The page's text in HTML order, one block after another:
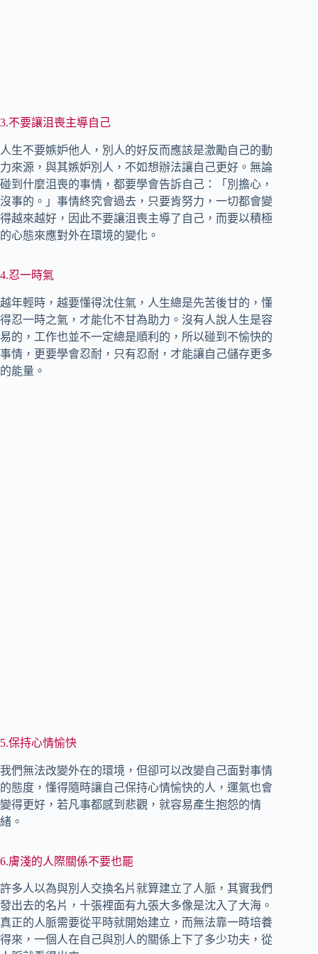
3.不要讓沮喪主導自己
人生不要嫉妒他人，別人的好反而應該是激勵自己的動
力來源，與其嫉妒別人，不如想辦法讓自己更好。無論
碰到什麼沮喪的事情，都要學會告訴自己：「別擔心，
沒事的。」事情終究會過去，只要肯努力，一切都會變
得越來越好，因此不要讓沮喪主導了自己，而要以積極
的心態來應對外在環境的變化。
4.忍一時氣
越年輕時，越要懂得沈住氣，人生總是先苦後甘的，懂
得忍一時之氣，才能化不甘為助力。沒有人說人生是容
易的，工作也並不一定總是順利的，所以碰到不愉快的
事情，更要學會忍耐，只有忍耐，才能讓自己儲存更多
的能量。
5.保持心情愉快
我們無法改變外在的環境，但卻可以改變自己面對事情
的態度，懂得隨時讓自己保持心情愉快的人，運氣也會
變得更好，若凡事都感到悲觀，就容易產生抱怨的情
緒。
6.膚淺的人際關係不要也罷
許多人以為與別人交換名片就算建立了人脈，其實我們
發出去的名片，十張裡面有九張大多像是沈入了大海。
真正的人脈需要從平時就開始建立，而無法靠一時培養
得來，一個人在自己與別人的關係上下了多少功夫，從